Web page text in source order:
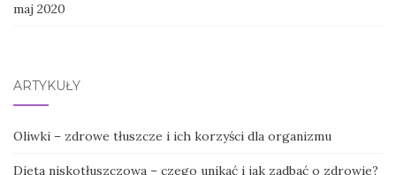
maj 2020
ARTYKUŁY
Oliwki – zdrowe tłuszcze i ich korzyści dla organizmu
Dieta niskotłuszczowa – czego unikać i jak zadbać o zdrowie?